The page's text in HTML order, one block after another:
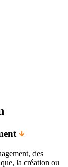
des
la création ou